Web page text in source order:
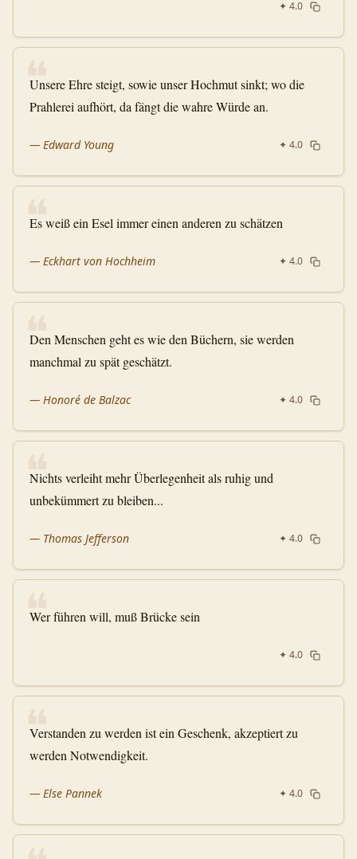
✦ 4.0
❝
Unsere Ehre steigt, sowie unser Hochmut sinkt; wo die
Prahlerei aufhört, da fängt die wahre Würde an.
— Edward Young ✦ 4.0
❝
Es weiß ein Esel immer einen anderen zu schätzen
— Eckhart von Hochheim ✦ 4.0
❝
Den Menschen geht es wie den Büchern, sie werden
manchmal zu spät geschätzt.
— Honoré de Balzac ✦ 4.0
❝
Nichts verleiht mehr Überlegenheit als ruhig und
unbekümmert zu bleiben...
— Thomas Jefferson ✦ 4.0
❝
Wer führen will, muß Brücke sein
✦ 4.0
❝
Verstanden zu werden ist ein Geschenk, akzeptiert zu
werden Notwendigkeit.
— Else Pannek ✦ 4.0